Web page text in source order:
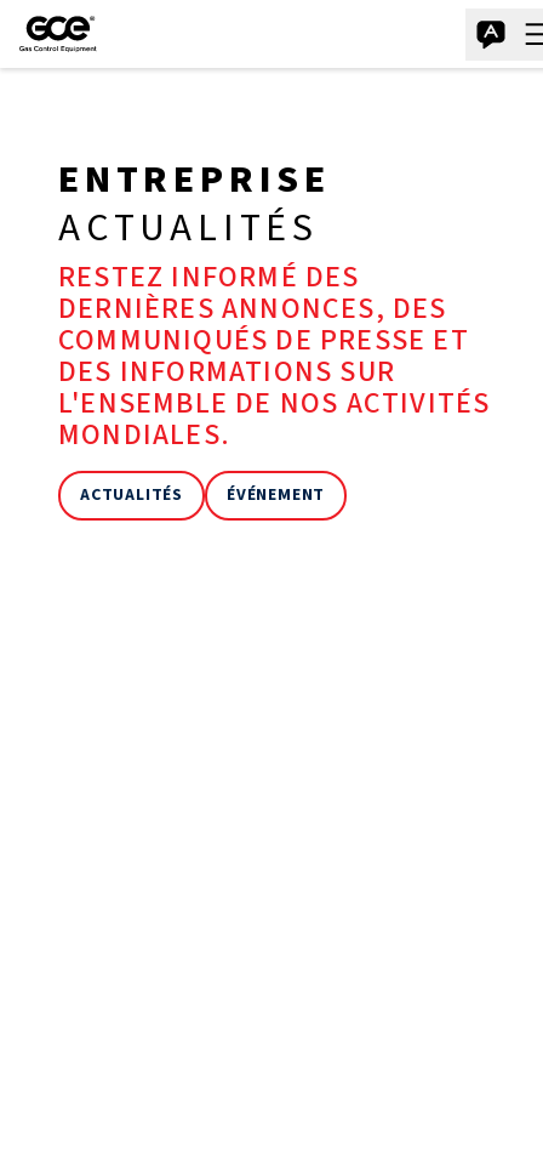
ENTREPRISE
ACTUALITÉS
RESTEZ INFORMÉ DES
DERNIÈRES ANNONCES, DES
COMMUNIQUÉS DE PRESSE ET
DES INFORMATIONS SUR
L'ENSEMBLE DE NOS ACTIVITÉS
MONDIALES.
ACTUALITÉS ÉVÉNEMENT